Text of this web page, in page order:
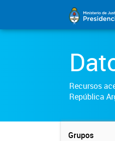
Recursos
República
Grupos